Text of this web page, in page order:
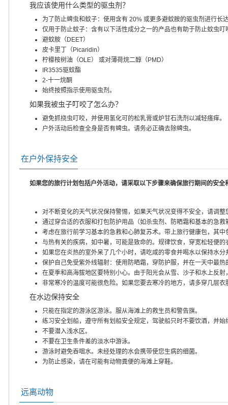
我应该使用什么类型的驱虫剂？
为了防止蜱虫和蚊子：使用含有 20% 或更多避蚊胺的驱虫剂进行长
仅用于防止蚊子：含有以下活性成分之一的产品也有助于防止蚊虫
避蚊胺（DEET）
皮卡里丁（Picaridin）
柠檬桉树油（OLE） 或对薄荷烷二醇（PMD）
IR3535驱蚊酯
2-十一烷酮
始终按照指示使用驱虫剂。
如果我被虫子叮咬了怎么办？
避免抓挠虫叮咬，并使用氢化可的松乳膏或炉甘石洗剂以减轻瘙痒。
户外活动后检查全身是否有蜱虫。请务必正确去除蜱虫。
在户外保持安全
如果您的旅行计划包括户外活动，请采取以下步骤来确保旅行期间的安全
对不断变化的天气状况保持警惕，如果天气状况变得不安全，请调整
通过穿合适的衣服和打包防护用品（如杀虫剂、防晒霜和基本的急救
考虑在旅行前学习基本的急救和心肺复苏术。带上旅行健康包，其
与热有关的疾病，如中暑，可能是致命的。规律饮食，穿宽松轻便
如果您在炎热的室外呆了几个小时，请吃咸的零食并喝水以保持水
保护自己免受紫外线辐射：使用防晒霜，穿防护服，并在一天中最热
在夏季和高海拔地区要特别小心。由于阳光会从雪、沙子和水上反
非常寒冷的温度可能很危险。如果您要去寒冷的地方，请多穿几层
在水边保持安全
只能在指定的游泳区游泳。服从海滩上的救生员和警告旗。
练习安全划船，遵守所有划船安全规定，驾驶船只时不要饮酒，并始
不要潜入浅水区。
不要在卫生条件差的淡水中游泳。
游泳时避免吞咽水。未经处理的水会携带使您生病的细菌。
为防止感染，请在可能有动物粪便的海滩上穿鞋。
远离动物